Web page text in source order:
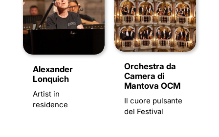
Alexander
Lonquich
Artist in
residence
Orchestra da
Camera di
Mantova OCM
Il cuore pulsante
del Festival